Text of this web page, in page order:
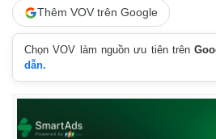
Thêm VOV trên Google
Chọn VOV làm nguồn ưu tiên trên
dẫn.